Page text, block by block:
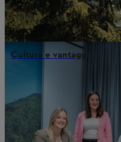
Cultura e vantaggi